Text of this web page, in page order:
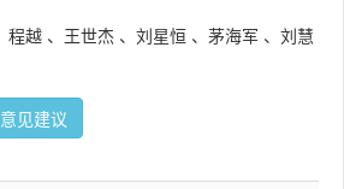
程越 、 王世杰 、 刘星恒 、 茅海军 、 刘慧
意见建议